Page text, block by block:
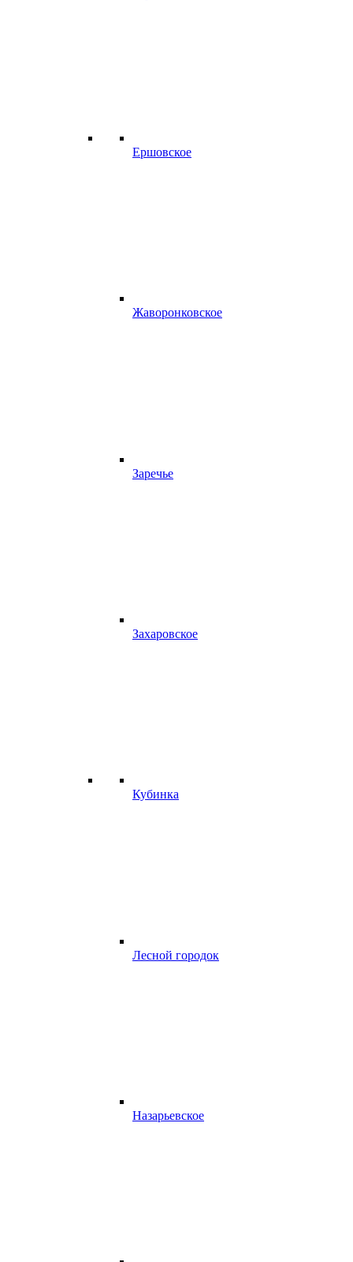
Ершовское
Жаворонковское
Заречье
Захаровское
Кубинка
Лесной городок
Назарьевское